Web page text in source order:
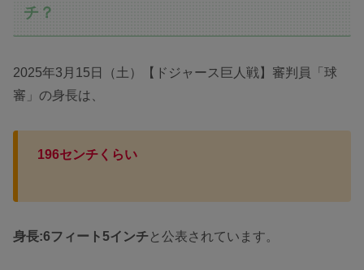
チ？
2025年3月15日（土）【ドジャース巨人戦】審判員「球
審」の身長は、
196センチくらい
身長:6フィート5インチと公表されています。